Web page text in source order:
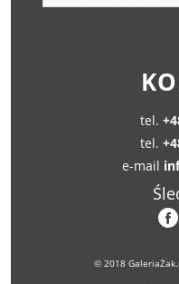
tel.
tel.
e-mail
© 2018